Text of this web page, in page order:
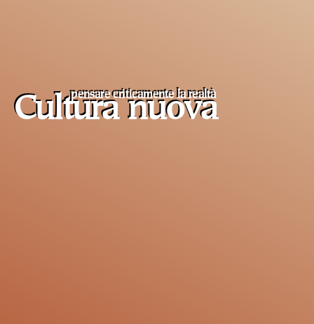
Cultura nuova
pensare criticamente larealtà